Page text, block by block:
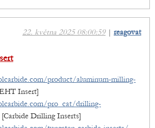
22. května 2025 08:00:59| reagovat
product/aluminum-milling-
Insert]
pro_cat/drilling-
[Carbide Drilling Inserts]